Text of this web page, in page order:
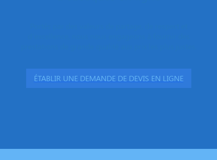
ÉTABLIR UNE DEMANDE DE DEVIS EN LIGNE